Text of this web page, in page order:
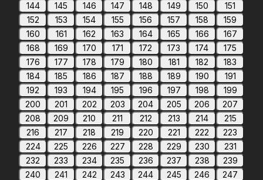
144
145 146 147 148 149 150
151
152
153 154 155 156 157 158
159
160
161 162 163 164 165 166
167
168
169 170 171 172 173 174
175
176
177 178 179 180 181 182
183
184
185 186 187 188 189 190
191
192
193 194 195 196 197 198
199
200
201 202 203 204 205 206
207
208
209 210 211 212 213 214
215
216
217 218 219 220 221 222
223
224
225 226 227 228 229 230
231
232
233 234 235 236 237 238
239
240
241 242 243 244 245 246
247